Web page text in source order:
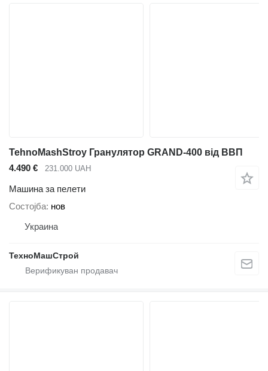
TehnoMashStroy Гранулятор GRAND-400 від ВВП
4.490 €
231.000 UAH
Машина за пелети
Состојба нов
Украина
ТехноМашСтрой